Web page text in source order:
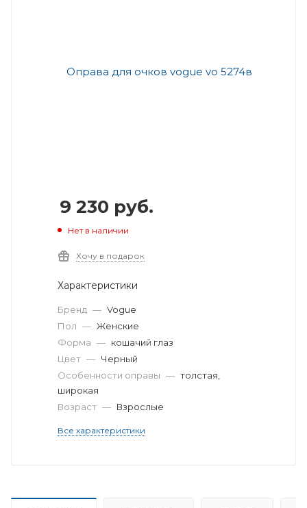
9 230 руб.
Нет в наличии
Хочу в подарок
Характеристики
Бренд — Vogue
Пол — Женские
Форма — кошачий глаз
Цвет — Черный
Особенности оправы — толстая,
широкая
Возраст — Взрослые
Все характеристики